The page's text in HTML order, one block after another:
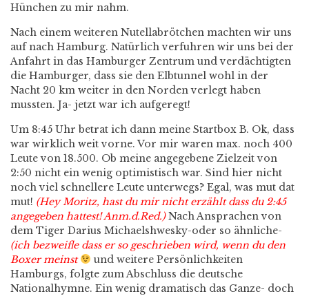
Hünchen zu mir nahm.
Nach einem weiteren Nutellabrötchen machten wir uns
auf nach Hamburg. Natürlich verfuhren wir uns bei der
Anfahrt in das Hamburger Zentrum und verdächtigten
die Hamburger, dass sie den Elbtunnel wohl in der
Nacht 20 km weiter in den Norden verlegt haben
mussten. Ja- jetzt war ich aufgeregt!
Um 8:45 Uhr betrat ich dann meine Startbox B. Ok, dass
war wirklich weit vorne. Vor mir waren max. noch 400
Leute von 18.500. Ob meine angegebene Zielzeit von
2:50 nicht ein wenig optimistisch war. Sind hier nicht
noch viel schnellere Leute unterwegs? Egal, was mut dat
mut! (Hey Moritz, hast du mir nicht erzählt dass du 2:45
angegeben hattest! Anm.d.Red.)Nach Ansprachen von
dem Tiger Darius Michaelshwesky-oder so ähnliche-
(ich bezweifle dass er so geschrieben wird, wenn du den
Boxer meinst
und weitere Persönlichkeiten
Hamburgs, folgte zum Abschluss die deutsche
Nationalhymne. Ein wenig dramatisch das Ganze- doch